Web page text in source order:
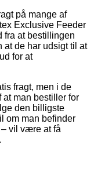
på mange af
Exclusive Feeder
fra at bestillingen
at de har udsigt til at
for at
fragt, men i de
man bestiller for
den billigste
om man befinder
vil være at få